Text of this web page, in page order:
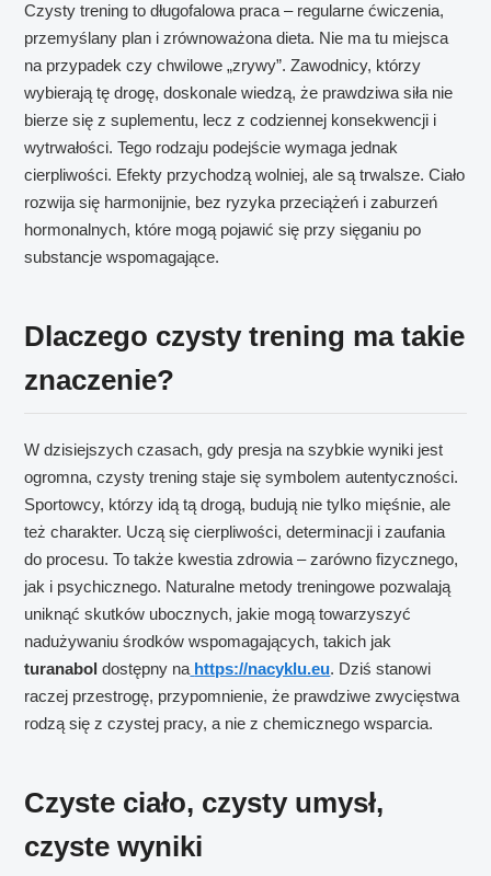
Czysty trening to długofalowa praca – regularne ćwiczenia,
przemyślany plan i zrównoważona dieta. Nie ma tu miejsca
na przypadek czy chwilowe „zrywy”. Zawodnicy, którzy
wybierają tę drogę, doskonale wiedzą, że prawdziwa siła nie
bierze się z suplementu, lecz z codziennej konsekwencji i
wytrwałości. Tego rodzaju podejście wymaga jednak
cierpliwości. Efekty przychodzą wolniej, ale są trwalsze. Ciało
rozwija się harmonijnie, bez ryzyka przeciążeń i zaburzeń
hormonalnych, które mogą pojawić się przy sięganiu po
substancje wspomagające.
Dlaczego czysty trening ma takie
znaczenie?
W dzisiejszych czasach, gdy presja na szybkie wyniki jest
ogromna, czysty trening staje się symbolem autentyczności.
Sportowcy, którzy idą tą drogą, budują nie tylko mięśnie, ale
też charakter. Uczą się cierpliwości, determinacji i zaufania
do procesu. To także kwestia zdrowia – zarówno fizycznego,
jak i psychicznego. Naturalne metody treningowe pozwalają
uniknąć skutków ubocznych, jakie mogą towarzyszyć
nadużywaniu środków wspomagających, takich jak
turanaboldostępny na https://nacyklu.eu. Dziś stanowi
raczej przestrogę, przypomnienie, że prawdziwe zwycięstwa
rodzą się z czystej pracy, a nie z chemicznego wsparcia.
Czyste ciało, czysty umysł,
czyste wyniki